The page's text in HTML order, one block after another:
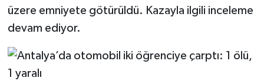
üzere emniyete götürüldü. Kazayla ilgili inceleme
devam ediyor.